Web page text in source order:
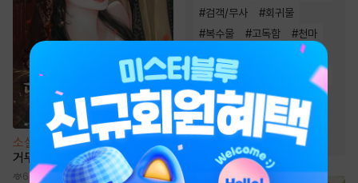
소설
중생 후 다섯 명의 권신을
거두었다
6.6만
#검객/무사 #회귀물
#복수물 #고독함 #천마
정파
비장함
#생존물
성장물
#유쾌함 #빙의물
# 사이다물 # 차원이동물
#잔잔함 #천하제일인